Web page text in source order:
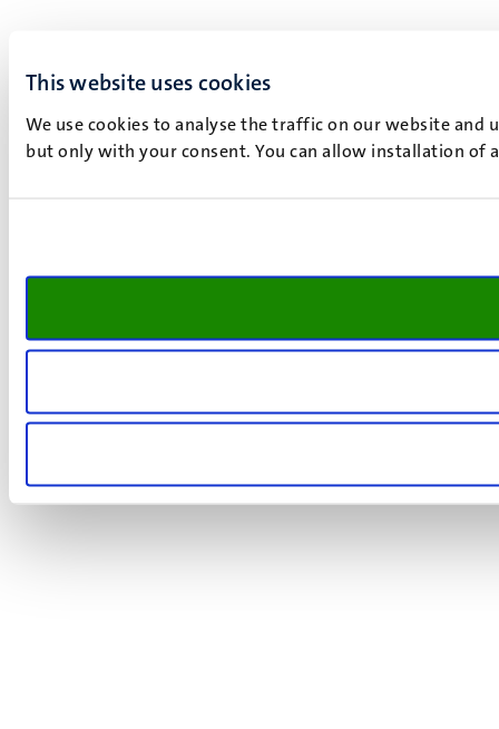
This website uses cookies
We use cookies to analyse the traffic on our website and
but only with your consent. You can allow installation of